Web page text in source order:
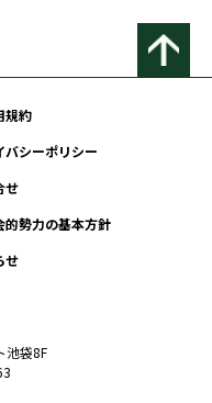
規約
バシーポリシー
せ
的勢力の基本方針
せ
池袋8F